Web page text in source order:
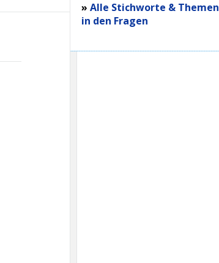
» Alle Stichworte & Themen
in den Fragen